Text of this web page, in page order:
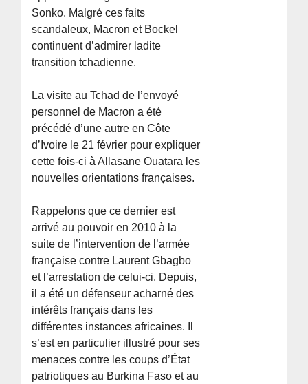
Sonko. Malgré ces faits
scandaleux, Macron et Bockel
continuent d’admirer ladite
transition tchadienne.
La visite au Tchad de l’envoyé
personnel de Macron a été
précédé d’une autre en Côte
d’Ivoire le 21 février pour expliquer
cette fois-ci à Allasane Ouatara les
nouvelles orientations françaises.
Rappelons que ce dernier est
arrivé au pouvoir en 2010 à la
suite de l’intervention de l’armée
française contre Laurent Gbagbo
et l’arrestation de celui-ci. Depuis,
il a été un défenseur acharné des
intérêts français dans les
différentes instances africaines. Il
s’est en particulier illustré pour ses
menaces contre les coups d’État
patriotiques au Burkina Faso et au